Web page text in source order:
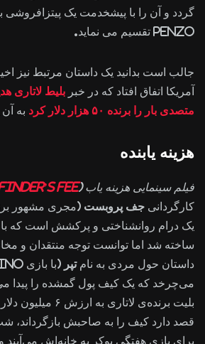
Penzo تقسیم می نماید.
جالب است بدانید یک داستان مرتبط نیز
آمریکا اتفاق افتاد که در خبر بلیط لاتاری
متصدی بار را برنده ۵۰ هزار دلار کرد
به آن
هزینه یابنده
فیلم سینمایی هزینه یاب (Fee
کارگردانی جف پروبست
یک درام روانشناختی و پرکشش است که با
ساخته شد اما توانست توجه منتقدان و
داستان حول مردی به نامتپر
می‌چرخد که یک کیف پول گمشده را پیدا
بلیت برنده‌ی لاتاری
قصد دارد کیف را به صاحبش بازگرداند،
برای بازی هفتگی پوکر به خانه‌اش می‌آیند و